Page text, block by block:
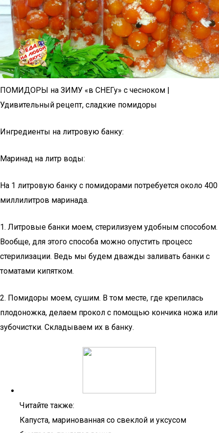
ПОМИДОРЫ на ЗИМУ «в СНЕГу» с чесноком |
Удивительный рецепт, сладкие помидоры
Ингредиенты на литровую банку:
Маринад на литр воды:
На 1 литровую банку с помидорами потребуется около 400
миллилитров маринада.
1. Литровые банки моем, стерилизуем удобным способом.
Вообще, для этого способа можно опустить процесс
стерилизации. Ведь мы будем дважды заливать банки с
томатами кипятком.
2. Помидоры моем, сушим. В том месте, где крепилась
плодоножка, делаем прокол с помощью кончика ножа или
зубочистки. Складываем их в банку.
Читайте также:
Капуста, маринованная со свеклой и уксусом